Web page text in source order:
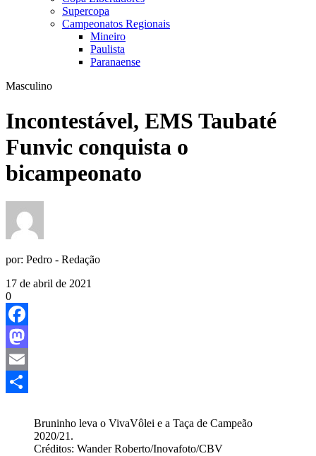
Supercopa
Campeonatos Regionais
Mineiro
Paulista
Paranaense
Masculino
Incontestável, EMS Taubaté
Funvic conquista o
bicampeonato
por: Pedro - Redação
17 de abril de 2021
0
Facebook
Mastodon
Email
Bruninho leva o VivaVôlei e a Taça de Campeão
2020/21.
Créditos: Wander Roberto/Inovafoto/CBV